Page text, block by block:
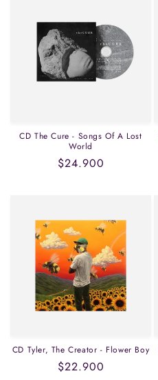
CD The Cure - Songs Of A Lost
World
Precio
$24.900
CD Tyler, The Creator - Flower Boy
Precio
$22.900